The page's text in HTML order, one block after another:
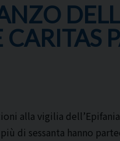
alla vigilia
di sessanta hanno